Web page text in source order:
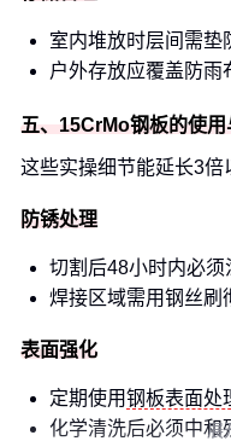
室内堆放时层间需垫
户外存放应覆盖防雨
五、15CrMo钢板的使用
这些实操细节能延长3倍
防锈处理
切割后48小时内必须
焊接区域需用钢丝刷
表面强化
定期使用钢板表面处
化学清洗后必须中和
展